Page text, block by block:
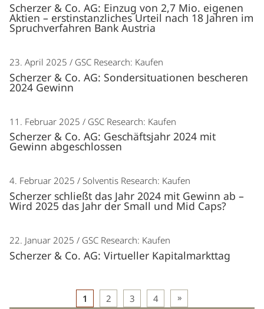
Scherzer & Co. AG: Einzug von 2,7 Mio. eigenen
Aktien – erstinstanzliches Urteil nach 18 Jahren im
Spruchverfahren Bank Austria
23. April 2025 GSC Research: Kaufen
Scherzer & Co. AG: Sondersituationen bescheren
2024 Gewinn
11. Februar 2025 GSC Research: Kaufen
Scherzer & Co. AG: Geschäftsjahr 2024 mit
Gewinn abgeschlossen
4. Februar 2025 Solventis Research: Kaufen
Scherzer schließt das Jahr 2024 mit Gewinn ab –
Wird 2025 das Jahr der Small und Mid Caps?
22. Januar 2025 GSC Research: Kaufen
Scherzer & Co. AG: Virtueller Kapitalmarkttag
Beitragsnavigation
1 2 3 4